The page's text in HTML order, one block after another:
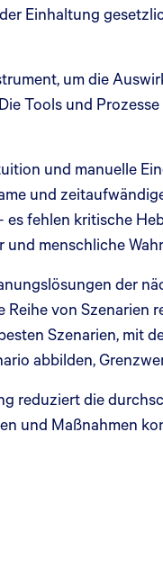
Einhaltung
um die
Tools und
und manuelle
und
fehlen kritische
menschliche
der
von Szenarien
Szenarien, mit
abbilden,
reduziert die
und Maßnahmen